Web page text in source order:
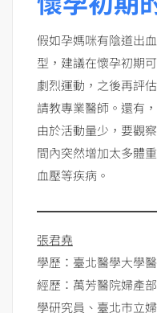
假如孕媽咪有陰道出
型，建議在懷孕初期
劇烈運動，之後再評
請教專業醫師。還有
由於活動量少，要觀
間內突然增加太多體
血壓等疾病。
張君堯
學歷：臺北醫學大學
經歷：萬芳醫院婦產
學研究員、臺北市立